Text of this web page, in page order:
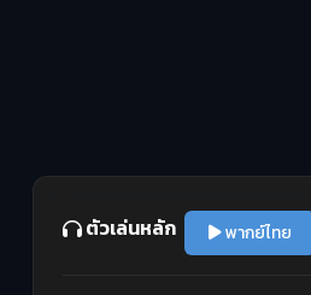
ตัวเล่นหลัก พากย์ไทย